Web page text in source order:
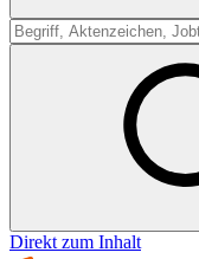
Suche
Direkt zum Inhalt